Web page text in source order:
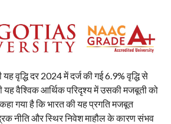
यह वृद्धि दर 2024 में दर्ज की गई 6.9% वृद्धि से
यह वैश्विक आर्थिक परिदृश्य में उसकी मजबूती को
कहा गया है कि भारत की यह प्रगति मजबूत
नीति और स्थिर निवेश माहौल के कारण संभव